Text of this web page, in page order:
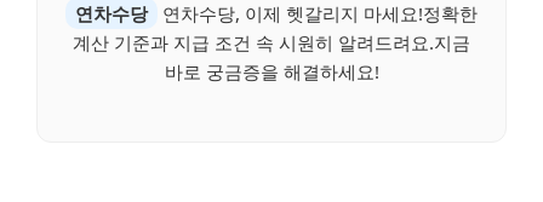
연차수당
연차수당, 이제 헷갈리지 마세요!정확한
계산 기준과 지급 조건 속 시원히 알려드려요.지금
바로 궁금증을 해결하세요!